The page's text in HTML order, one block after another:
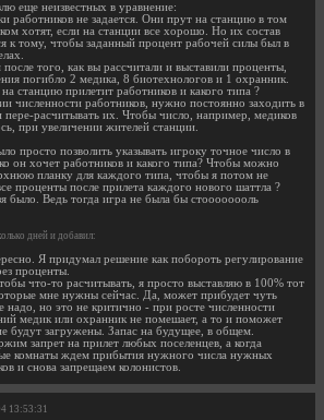
еще неизвестных в уравнение:
работников не задается. Они прут на станцию в том
хотят, если на станции все хорошо. Но их состав
к тому, чтобы заданный процент рабочей силы был в
того, как вы рассчитали и выставили проценты,
погибло 2 медика, 8 биотехнологов и 1 охранник.
на станцию прилетит работников и какого типа ?
численности работников, нужно постоянно заходить в
пере-расчитывать их. Чтобы число, например, медиков
при увеличении жителей станции.
просто позволить указывать игроку точное число в
он хочет работников и какого типа? Чтобы можно
планку для каждого типа, чтобы я потом не
проценты после прилета каждого нового шаттла ?
было. Ведь тогда игра не была бы стоооооооль
дней и добавил:
Я придумал решение как побороть регулирование
проценты.
что-то расчитывать, я просто выставляю в 100% тот
мне нужны сейчас. Да, может прибудет чуть
надо, но это не критично - при росте численности
медик или охранник не помешает, а то и поможет
будут загружены. Запас на будущее, в общем.
запрет на прилет любых поселенцев, а когда
комнаты ждем прибытия нужного числа нужных
и снова запрещаем колонистов.
13:53:31